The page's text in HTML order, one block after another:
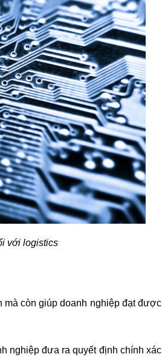
với logistics
còn giúp doanh nghiệp đạt được
nghiệp đưa ra quyết định chính xác